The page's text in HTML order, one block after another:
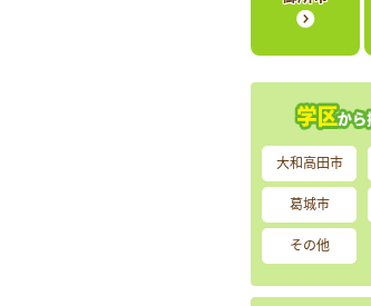
大和高田市
葛城市
その他